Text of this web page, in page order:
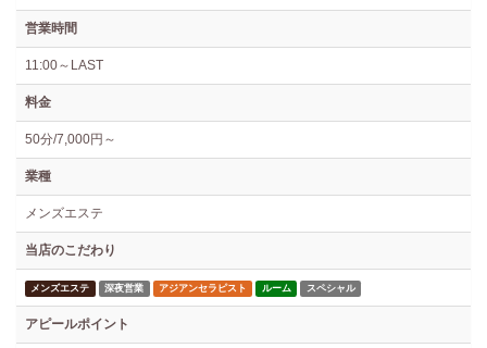
営業時間
11:00～LAST
料金
50分/7,000円～
業種
メンズエステ
当店のこだわり
メンズエステ 深夜営業 アジアンセラピスト ルーム スペシャル
アピールポイント